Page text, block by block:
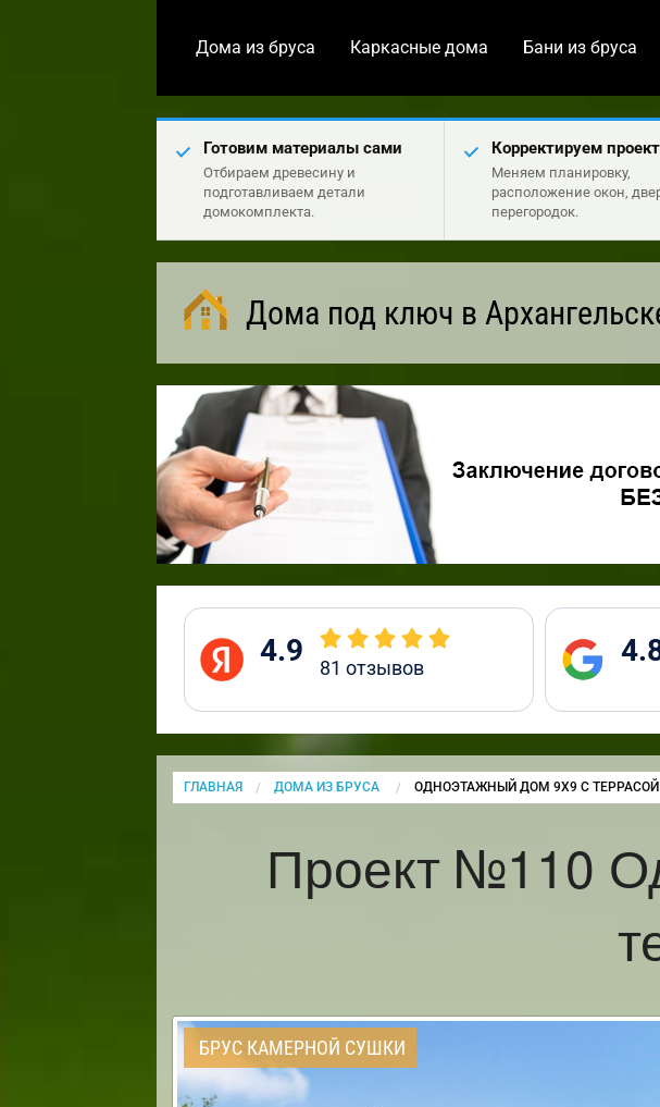
Дома из бруса Каркасные дома Бани из бруса
Готовим материалы сами
Отбираем древесину и
подготавливаем детали
домокомплекта.
Корректируем
Меняем планировку,
расположение окон,
перегородок.
Дома под ключ в
4.9 81 отзывов
ГЛАВНАЯ ДОМА ИЗ БРУСА CURRENT:
ОДНОЭТАЖНЫЙ ДОМ 9Х9 С ТЕРРАСОЙ
Проект №110
БРУС КАМЕРНОЙ СУШКИ